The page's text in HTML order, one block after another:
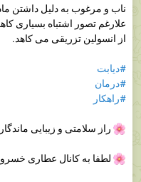
ناب و مرغوب به دلیل داشتن
علارغم تصور اشتباه بسیاری
از انسولین تزریقی می کاهد.
#دیابت
#درمان
#راهکار
راز سلامتی و زیبایی
لطفا به کانال عطاری